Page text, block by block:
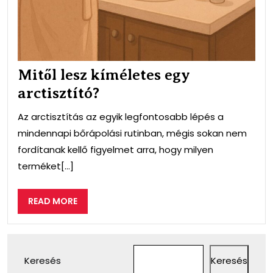
Mitől lesz kíméletes egy
arctisztító?
Az arctisztítás az egyik legfontosabb lépés a
mindennapi bőrápolási rutinban, mégis sokan nem
fordítanak kellő figyelmet arra, hogy milyen
terméket[...]
READ MOREREAD
MORE
Keresés Keresés